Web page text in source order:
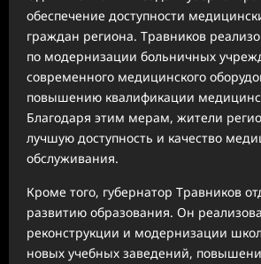
обеспечение доступности
граждан региона. Травников
по модернизации больничных
современного медицинского
повышению квалификации
Благодаря этим мерам, жители
лучшую доступность и качество
обслуживания.
Кроме того, губернатор Травников
развитию образования. Он
реконструкции и модернизации
новых учебных заведений,